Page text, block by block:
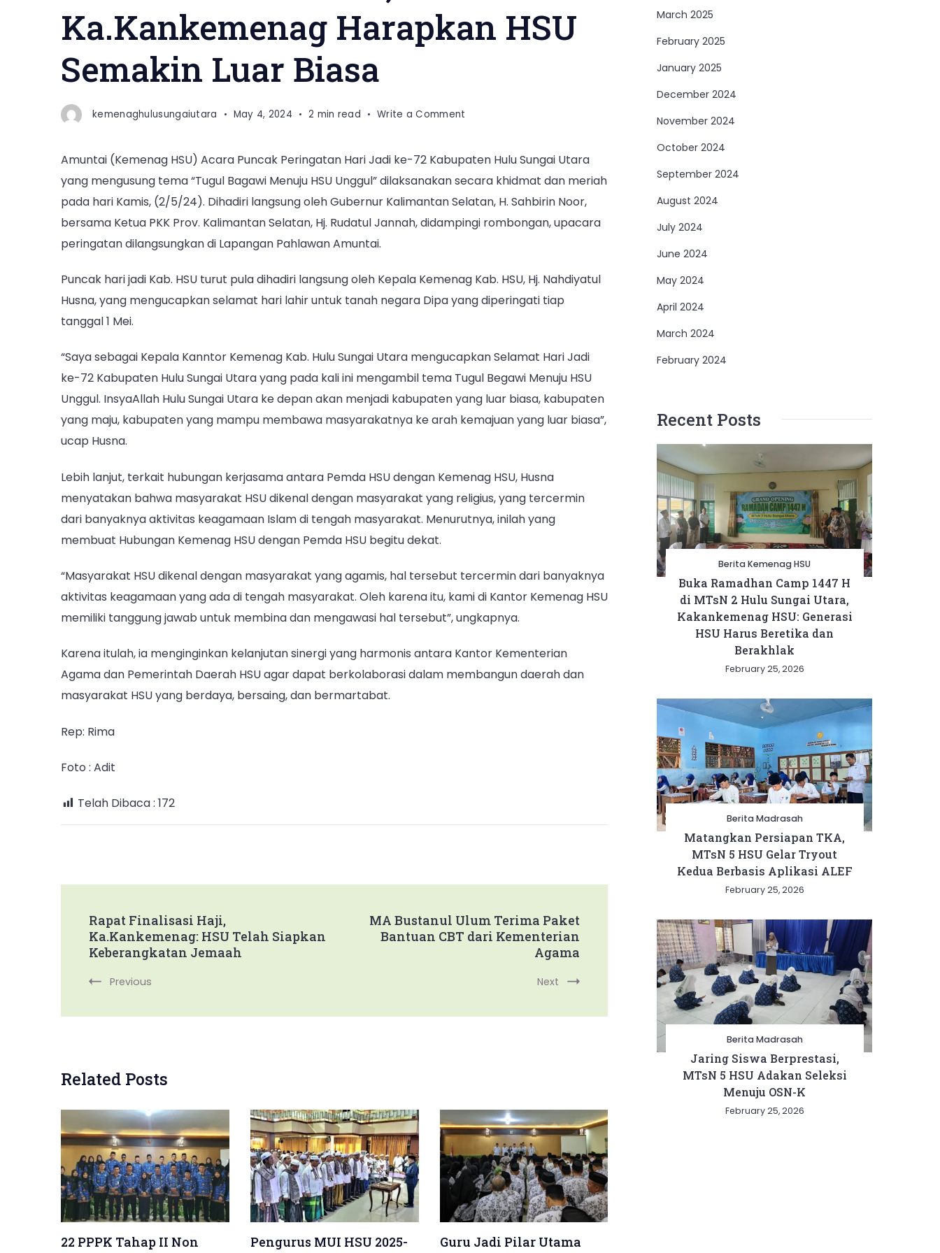
Ka.Kankemenag Harapkan HSU
Semakin Luar Biasa
kemenaghulusungaiutara May 4, 2024 2 min read Write a Comment
ke-
72
HSU,
Harapkan
Luar
Biasa
Amuntai (Kemenag HSU) Acara Puncak Peringatan Hari Jadi ke-72 Kabupaten Hulu Sungai Utara
yang mengusung tema “Tugul Bagawi Menuju HSU Unggul” dilaksanakan secara khidmat dan meriah
pada hari Kamis, (2/5/24). Dihadiri langsung oleh Gubernur Kalimantan Selatan, H. Sahbirin Noor,
bersama Ketua PKK Prov. Kalimantan Selatan, Hj. Rudatul Jannah, didampingi rombongan, upacara
peringatan dilangsungkan di Lapangan Pahlawan Amuntai.
Puncak hari jadi Kab. HSU turut pula dihadiri langsung oleh Kepala Kemenag Kab. HSU, Hj. Nahdiyatul
Husna, yang mengucapkan selamat hari lahir untuk tanah negara Dipa yang diperingati tiap
tanggal 1 Mei.
“Saya sebagai Kepala Kanntor Kemenag Kab. Hulu Sungai Utara mengucapkan Selamat Hari Jadi
ke-72 Kabupaten Hulu Sungai Utara yang pada kali ini mengambil tema Tugul Begawi Menuju HSU
Unggul. InsyaAllah Hulu Sungai Utara ke depan akan menjadi kabupaten yang luar biasa, kabupaten
yang maju, kabupaten yang mampu membawa masyarakatnya ke arah kemajuan yang luar biasa”,
ucap Husna.
Lebih lanjut, terkait hubungan kerjasama antara Pemda HSU dengan Kemenag HSU, Husna
menyatakan bahwa masyarakat HSU dikenal dengan masyarakat yang religius, yang tercermin
dari banyaknya aktivitas keagamaan Islam di tengah masyarakat. Menurutnya, inilah yang
membuat Hubungan Kemenag HSU dengan Pemda HSU begitu dekat.
“Masyarakat HSU dikenal dengan masyarakat yang agamis, hal tersebut tercermin dari banyaknya
aktivitas keagamaan yang ada di tengah masyarakat. Oleh karena itu, kami di Kantor Kemenag HSU
memiliki tanggung jawab untuk membina dan mengawasi hal tersebut”, ungkapnya.
Karena itulah, ia menginginkan kelanjutan sinergi yang harmonis antara Kantor Kementerian
Agama dan Pemerintah Daerah HSU agar dapat berkolaborasi dalam membangun daerah dan
masyarakat HSU yang berdaya, bersaing, dan bermartabat.
Rep: Rima
Foto : Adit
Telah Dibaca : 172
Post
Navigation
Rapat Finalisasi Haji,
Ka.Kankemenag: HSU Telah Siapkan
Keberangkatan Jemaah
Previous
MA Bustanul Ulum Terima Paket
Bantuan CBT dari Kementerian
Agama
Next
Related Posts
22 PPPK Tahap II Non
Pengurus MUI HSU 2025-
Guru Jadi Pilar Utama
March 2025
February 2025
January 2025
December 2024
November 2024
October 2024
September 2024
August 2024
July 2024
June 2024
May 2024
April 2024
March 2024
February 2024
Recent Posts
Berita Kemenag HSU
Buka Ramadhan Camp 1447 H
di MTsN 2 Hulu Sungai Utara,
Kakankemenag HSU: Generasi
HSU Harus Beretika dan
Berakhlak
February 25, 2026
Berita Madrasah
Matangkan Persiapan TKA,
MTsN 5 HSU Gelar Tryout
Kedua Berbasis Aplikasi ALEF
February 25, 2026
Berita Madrasah
Jaring Siswa Berprestasi,
MTsN 5 HSU Adakan Seleksi
Menuju OSN-K
February 25, 2026